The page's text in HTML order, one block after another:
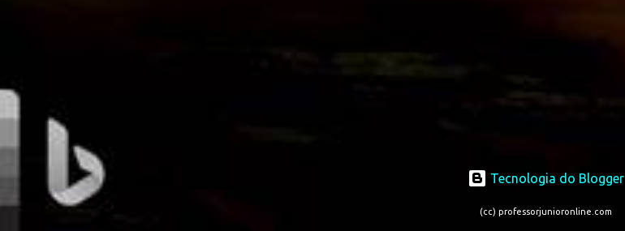
Tecnologia do Blogger
(cc) professorjunioronline.com